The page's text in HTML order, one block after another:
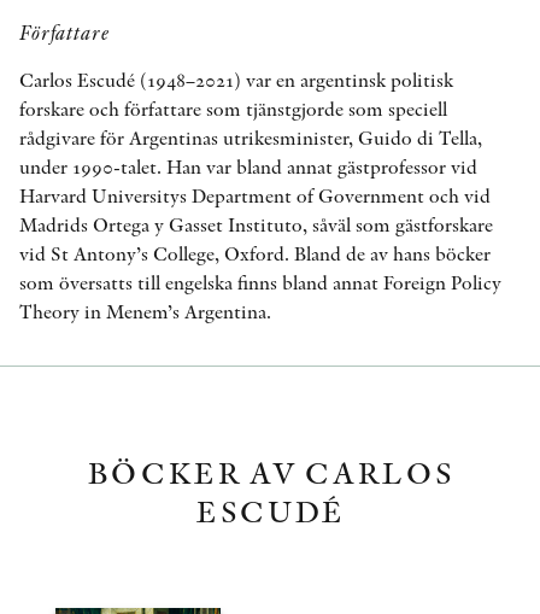
Författare
Carlos Escudé (1948–2021) var en argentinsk politisk
forskare och författare som tjänstgjorde som speciell
rådgivare för Argentinas utrikesminister, Guido di Tella,
under 1990-talet. Han var bland annat gästprofessor vid
Harvard Universitys Department of Government och vid
Madrids Ortega y Gasset Instituto, såväl som gästforskare
vid St Antony’s College, Oxford. Bland de av hans böcker
som översatts till engelska finns bland annat Foreign Policy
Theory in Menem’s Argentina.
BÖCKER AV CARLOS
ESCUDÉ